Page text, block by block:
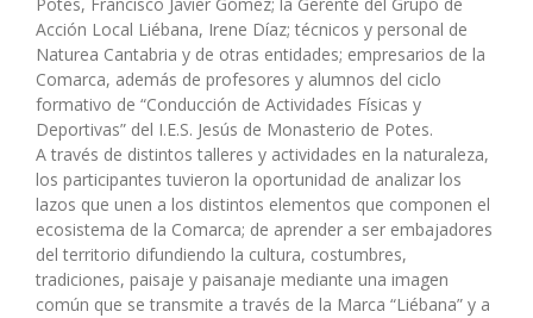
Acción Local Liébana, Irene Díaz; técnicos y personal de
Naturea Cantabria y de otras entidades; empresarios de la
Comarca, además de profesores y alumnos del ciclo
formativo de “Conducción de Actividades Físicas y
Deportivas” del I.E.S. Jesús de Monasterio de Potes.
A través de distintos talleres y actividades en la naturaleza,
los participantes tuvieron la oportunidad de analizar los
lazos que unen a los distintos elementos que componen el
ecosistema de la Comarca; de aprender a ser embajadores
del territorio difundiendo la cultura, costumbres,
tradiciones, paisaje y paisanaje mediante una imagen
común que se transmite a través de la Marca “Liébana” y a